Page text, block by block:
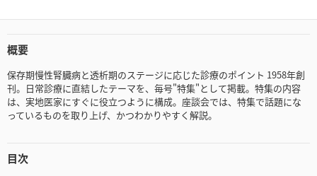
概要
保存期慢性腎臓病と透析期のステージに応じた診療のポイント 1958年創
刊。日常診療に直結したテーマを、毎号"特集"として掲載。特集の内容
は、実地医家にすぐに役立つように構成。座談会では、特集で話題にな
っているものを取り上げ、かつわかりやすく解説。
目次